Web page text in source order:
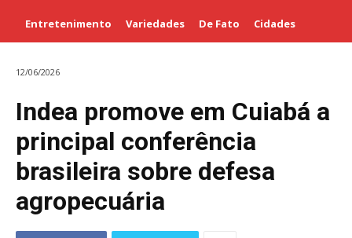
Entretenimento Variedades De Fato Cidades
12/06/2026
Indea promove em Cuiabá a
principal conferência
brasileira sobre defesa
agropecuária